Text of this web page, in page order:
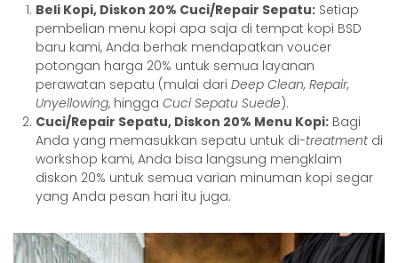
Beli Kopi, Diskon 20% Cuci/Repair Sepatu: Setiap
pembelian menu kopi apa saja di tempat kopi BSD
baru kami, Anda berhak mendapatkan voucer
potongan harga 20% untuk semua layanan
perawatan sepatu (mulai dari Deep Clean, Repair,
Unyellowing, hingga Cuci Sepatu Suede).
Cuci/Repair Sepatu, Diskon 20% Menu Kopi: Bagi
Anda yang memasukkan sepatu untuk di-treatment di
workshop kami, Anda bisa langsung mengklaim
diskon 20% untuk semua varian minuman kopi segar
yang Anda pesan hari itu juga.